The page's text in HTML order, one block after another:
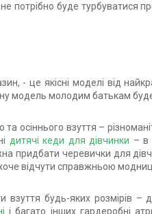
потрібно буде турбуватися
- це якісні моделі від
модель молодим батькам
осіннього взуття –
дитячі кеди для дівчинки – в
придбати черевички для
відчути справжньою
будь-яких розмірів –
і багато інших гардеробні